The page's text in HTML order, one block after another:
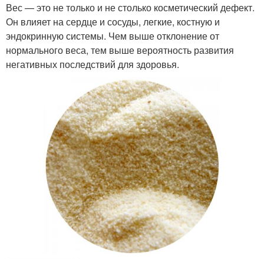
Вес — это не только и не столько косметический дефект.
Он влияет на сердце и сосуды, легкие, костную и
эндокринную системы. Чем выше отклонение от
нормального веса, тем выше вероятность развития
негативных последствий для здоровья.